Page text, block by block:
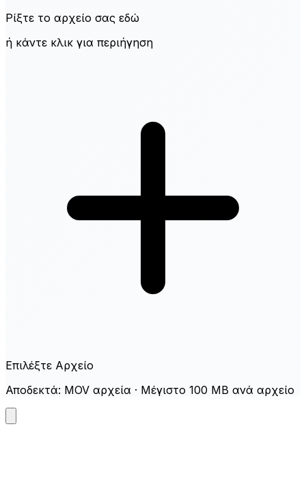
Ρίξτε το αρχείο σας εδώ
ή κάντε κλικ για περιήγηση
Επιλέξτε Αρχείο
Αποδεκτά: MOV αρχεία · Μέγιστο 100 MB ανά αρχείο